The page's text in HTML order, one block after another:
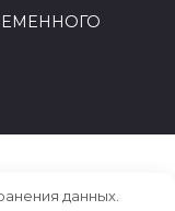
данных.